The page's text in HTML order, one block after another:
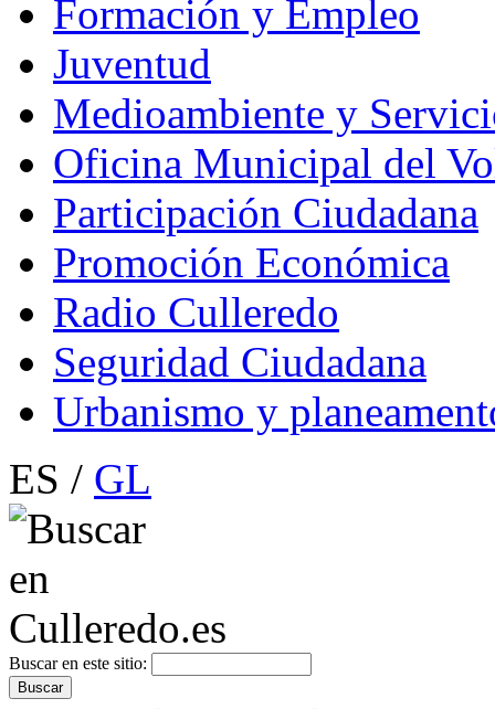
Formación y Empleo
Juventud
Medioambiente y
Oficina Municipal del
Participación Ciudadana
Promoción Económica
Radio Culleredo
Seguridad Ciudadana
Urbanismo y
ES / GL
Buscar en este sitio: